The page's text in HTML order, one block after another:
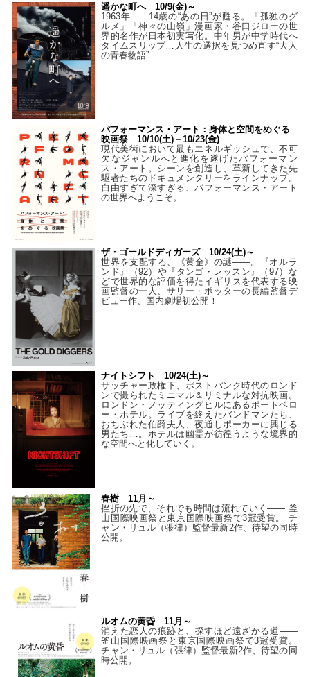
遥かな町へ 10/9(金)～
1963年――14歳の“あの日”が甦る。「孤独のグ
ルメ」「神々の山嶺」漫画家・谷口ジローの世
界的名作が日本初実写化。中年男が中学時代へ
タイムスリップ…人生の選択を見つめ直す“大人
の青春物語”
パフォーマンス・アート：身体と空間をめぐる
映画祭 10/10(土)－10/23(金)
現代美術において最もエネルギッシュで、不可
欠なジャンルへと進化を遂げたパフォーマン
ス・アート。シーンを創造し、革新してきた先
駆者たちのドキュメンタリーをラインナップ。
自由すぎて深すぎる、パフォーマンス・アート
の世界へようこそ。
ザ・ゴールドディガーズ 10/24(土)～
世界を支配する、《黄金》の謎――。『オルラ
ンド』（92）や『タンゴ・レッスン』（97）な
どで世界的な評価を得たイギリスを代表する映
画監督の一人、サリー・ポッターの長編監督デ
ビュー作、国内劇場初公開！
ナイトシフト 10/24(土)～
サッチャー政権下、ポストパンク時代のロンド
ンで撮られたミニマル＆リミナルな対抗映画。
ロンドン・ノッティングヒルにあるポートベロ
ー・ホテル。ライブを終えたバンドマンたち、
おちぶれた伯爵夫人、夜通しポーカーに興じる
男たち…。ホテルは幽霊が彷徨うような境界的
な空間へと化していく。
春樹 11月～
挫折の先で、それでも時間は流れていく—— 釜
山国際映画祭と東京国際映画祭で3冠受賞。 チ
ャン・リュル（張律）監督最新2作、待望の同時
公開。
ルオムの黄昏 11月～
消えた恋人の痕跡と、探すほど遠ざかる道——
釜山国際映画祭と東京国際映画祭で3冠受賞。
チャン・リュル（張律）監督最新2作、待望の同
時公開。